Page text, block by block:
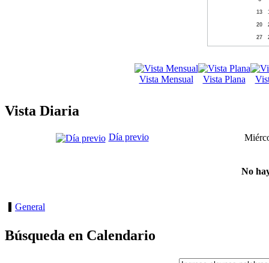
13
20
27
Vista Mensual Vista Plana
Vista Diaria
Día previo
No
General
Búsqueda en Calendario